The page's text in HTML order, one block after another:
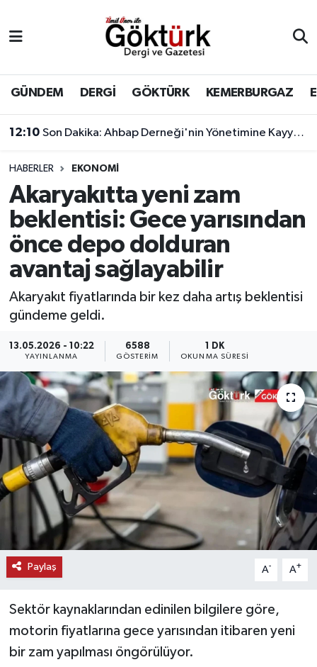
GÜNDEM DERGİ GÖKTÜRK KEMERBURGAZ
12:10 Son Dakika: Ahbap Derneği'nin Yönetimine Kayyum Atandı
HABERLER EKONOMİ
Akaryakıtta yeni zam
beklentisi: Gece yarısından
önce depo dolduran
avantaj sağlayabilir
Akaryakıt fiyatlarında bir kez daha artış beklentisi
gündeme geldi.
13.05.2026 - 10:22
YAYINLANMA
6588
GÖSTERIM
1 DK
OKUNMA SÜRESI
Paylaş A- A+
Sektör kaynaklarından edinilen bilgilere göre,
motorin fiyatlarına gece yarısından itibaren yeni
bir zam yapılması öngörülüyor.
BİLİM
DERGİ
DÜNYA
EĞİTİM
EKONOMİ
GÖKTÜRK
GÜNDEM
KEMERBURGAZ
KÜLTÜR - SANAT
MAGAZİN
ÖZEL HABER
SAĞLIK
SPOR
TEKNOLOJİ
YAŞAM
Eyüpsultan Hava Durumu
Eyüpsultan Trafik Yoğunluk Haritası
Süper Lig Puan Durumu ve Fikstür
Tüm Manşetler
Son Dakika Haberleri
Haber Arşivi